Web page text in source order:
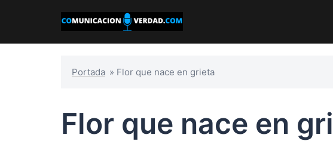
Portada » Flor que nace en grieta
Flor que nace en